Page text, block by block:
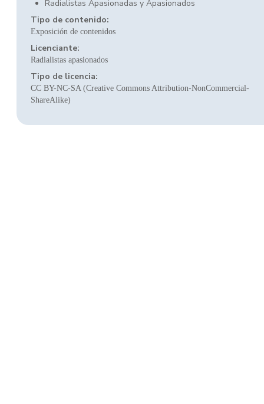
Radialistas Apasionadas y Apasionados
Tipo de contenido:
Exposición de contenidos
Licenciante:
Radialistas apasionados
Tipo de licencia:
CC BY-NC-SA (Creative Commons Attribution-NonCommercial-
ShareAlike)